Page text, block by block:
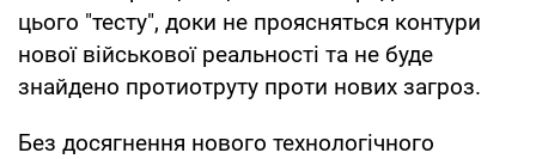
цього "тесту", доки не проясняться контури
нової військової реальності та не буде
знайдено протиотруту проти нових загроз.
Без досягнення нового технологічного